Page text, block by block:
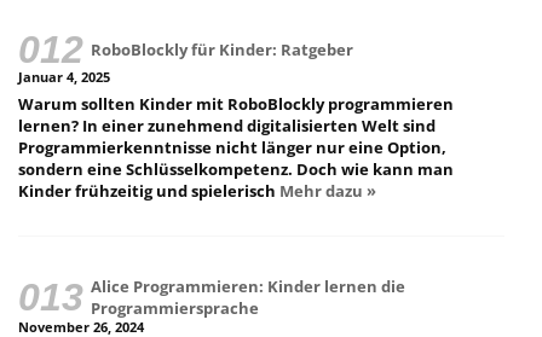
RoboBlockly für Kinder: Ratgeber
Januar 4, 2025
Warum sollten Kinder mit RoboBlockly programmieren
lernen? In einer zunehmend digitalisierten Welt sind
Programmierkenntnisse nicht länger nur eine Option,
sondern eine Schlüsselkompetenz. Doch wie kann man
Kinder frühzeitig und spielerisch Mehr dazu »
Alice Programmieren: Kinder lernen die
Programmiersprache
November 26, 2024